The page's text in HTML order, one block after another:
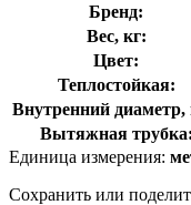
Бренд:
Вес, кг:
Цвет:
Теплостойкая:
Внутренний
Вытяжная трубка:
Единица измерения:
Сохранить или